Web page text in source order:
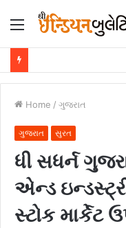
Menu
Home / ગુજરાત
ગુજરાત સુરત
ધી સધર્ન
એન્ડ
સ્ટોક માર્કેટ